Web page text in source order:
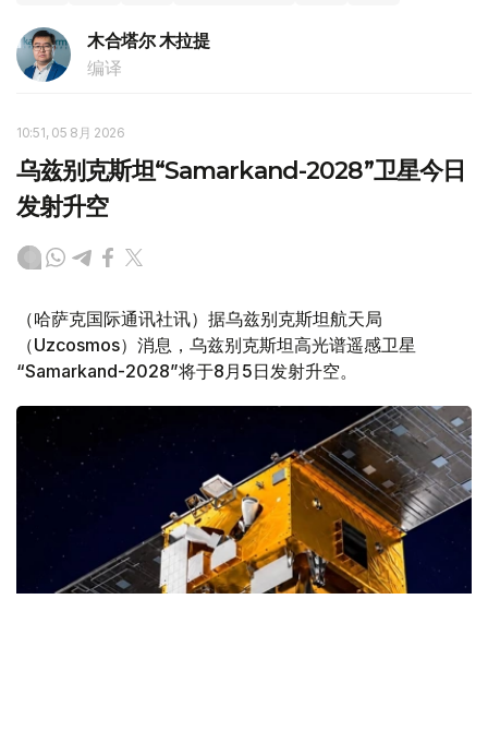
木合塔尔 木拉提
编译
10:51, 05 8月 2026
乌兹别克斯坦“Samarkand-2028”卫星今日
发射升空
（哈萨克国际通讯社讯）据乌兹别克斯坦航天局
（Uzcosmos）消息，乌兹别克斯坦高光谱遥感卫星
“Samarkand-2028”将于8月5日发射升空。